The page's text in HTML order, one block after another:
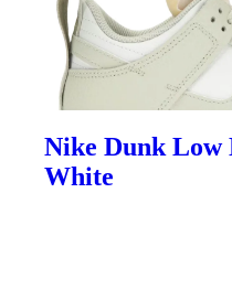
Nike Dunk Low
White